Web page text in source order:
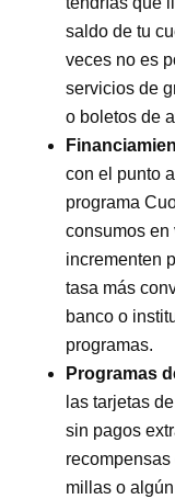
saldo de tu
veces no es
servicios de
o boletos de
con el punto
programa
consumos en
incrementen
tasa más
banco o
programas.
Programas
las tarjetas
sin pagos
millas o